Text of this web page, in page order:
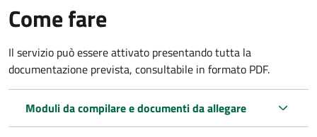
Come fare
Il servizio può essere attivato presentando tutta la
documentazione prevista, consultabile in formato PDF.
Moduli da compilare e documenti da allegare